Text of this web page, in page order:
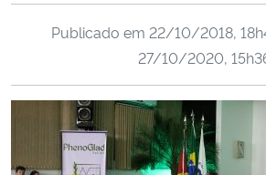
Ministério de Minas e Energia
Ministério da Ciência, Tecnologia, Inovações e
Ministério do Meio Ambiente
Publicado em 22/10/2018,
27/10/2020,